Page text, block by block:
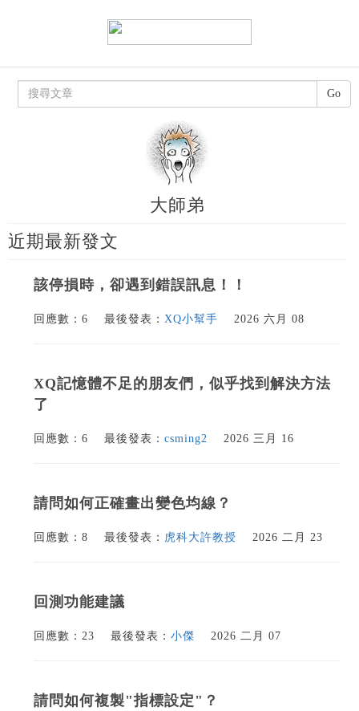
大師弟
近期最新發文
該停損時，卻遇到錯誤訊息！！
回應數：6 最後發表： XQ小幫手 2026 六月 08
XQ記憶體不足的朋友們，似乎找到解決方法
了
回應數：6 最後發表： csming2 2026 三月 16
請問如何正確畫出變色均線？
回應數：8 最後發表： 虎科大許教授 2026 二月 23
回測功能建議
回應數：23 最後發表： 小傑 2026 二月 07
請問如何複製"指標設定"？
Go